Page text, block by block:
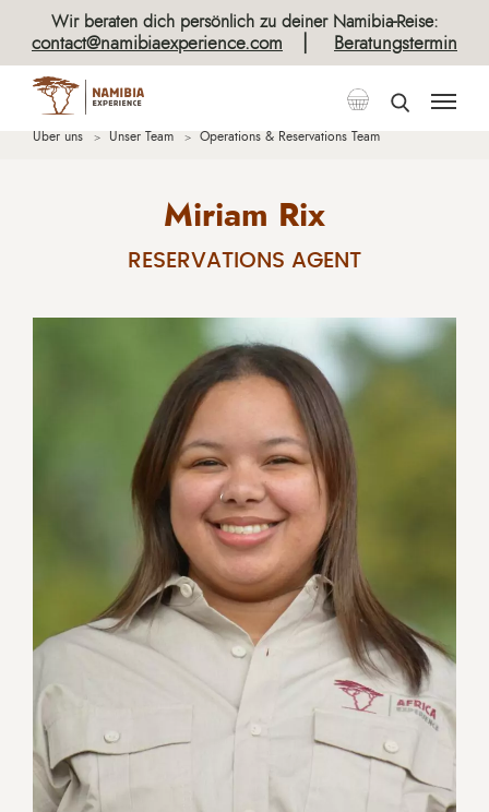
Wir beraten dich persönlich zu deiner Namibia-Reise:
contact@namibiaexperience.com Beratungstermin
Über uns Unser Team Operations & Reservations Team
Miriam Rix
RESERVATIONS AGENT